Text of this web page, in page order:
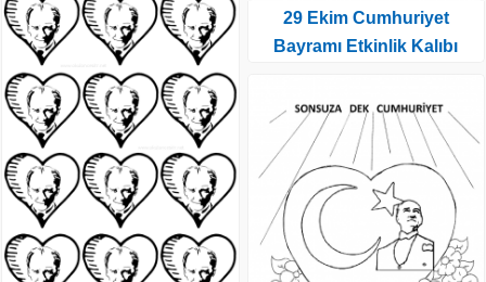
29 Ekim Cumhuriyet
Bayramı Etkinlik Kalıbı